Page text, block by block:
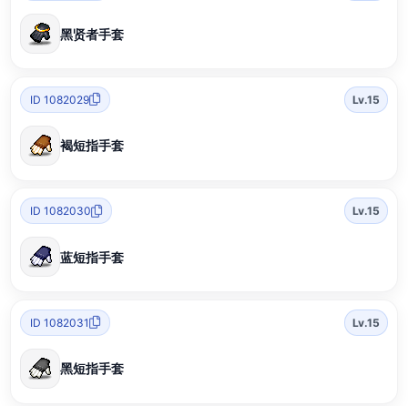
黑贤者手套
ID 1082029 Lv.15
褐短指手套
ID 1082030 Lv.15
蓝短指手套
ID 1082031 Lv.15
黑短指手套